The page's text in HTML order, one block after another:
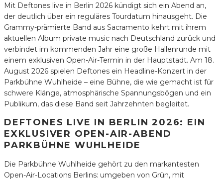
Mit Deftones live in Berlin 2026 kündigt sich ein Abend an,
der deutlich über ein reguläres Tourdatum hinausgeht. Die
Grammy-prämierte Band aus Sacramento kehrt mit ihrem
aktuellen Album private music nach Deutschland zurück und
verbindet im kommenden Jahr eine große Hallenrunde mit
einem exklusiven Open-Air-Termin in der Hauptstadt. Am 18.
August 2026 spielen Deftones ein Headline-Konzert in der
Parkbühne Wuhlheide – eine Bühne, die wie gemacht ist für
schwere Klänge, atmosphärische Spannungsbögen und ein
Publikum, das diese Band seit Jahrzehnten begleitet.
DEFTONES LIVE IN BERLIN 2026: EIN
EXKLUSIVER OPEN-AIR-ABEND
PARKBÜHNE WUHLHEIDE
Die Parkbühne Wuhlheide gehört zu den markantesten
Open-Air-Locations Berlins: umgeben von Grün, mit